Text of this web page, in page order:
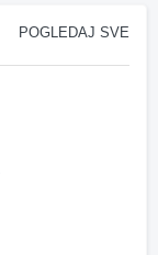
POGLEDAJ SVE